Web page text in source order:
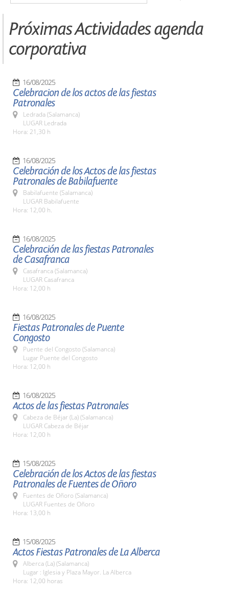
Próximas Actividades agenda
corporativa
16/08/2025
Celebracion de los actos de las fiestas
Patronales
Ledrada (Salamanca)
LUGAR Ledrada
Hora: 21,30 h
16/08/2025
Celebración de los Actos de las fiestas
Patronales de Babilafuente
Babilafuente (Salamanca)
LUGAR Babilafuente
Hora: 12,00 h.
16/08/2025
Celebración de las fiestas Patronales
de Casafranca
Casafranca (Salamanca)
LUGAR Casafranca
Hora: 12,00 h
16/08/2025
Fiestas Patronales de Puente
Congosto
Puente del Congosto (Salamanca)
Lugar Puente del Congosto
Hora: 12,00 h
16/08/2025
Actos de las fiestas Patronales
Cabeza de Béjar (La) (Salamanca)
LUGAR Cabeza de Béjar
Hora: 12,00 h
15/08/2025
Celebración de los Actos de las fiestas
Patronales de Fuentes de Oñoro
Fuentes de Oñoro (Salamanca)
LUGAR Fuentes de Oñoro
Hora: 13,00 h
15/08/2025
Actos Fiestas Patronales de La Alberca
Alberca (La) (Salamanca)
Lugar : Iglesia y Plaza Mayor. La Alberca
Hora: 12,00 horas